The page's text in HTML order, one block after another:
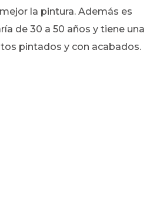
la pintura. Además es
de 30 a 50 años y tiene una
pintados y con acabados.